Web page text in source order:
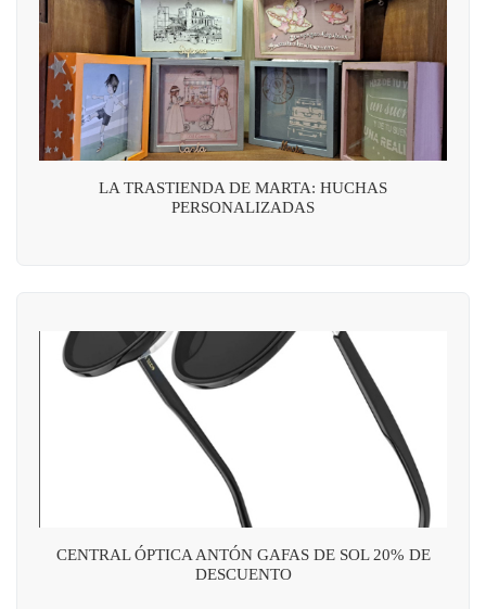
LA TRASTIENDA DE MARTA: HUCHAS
PERSONALIZADAS
CENTRAL ÓPTICA ANTÓN GAFAS DE SOL 20% DE
DESCUENTO